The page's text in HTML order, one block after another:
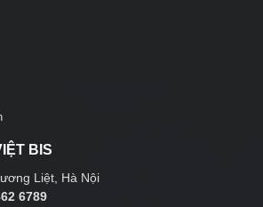
BIS
Liệt, Hà Nội
6789